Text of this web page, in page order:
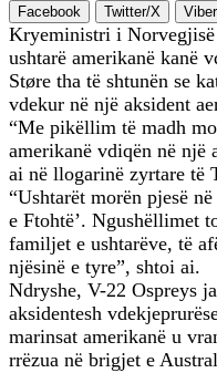
Facebook Twitter/X Viber
Kryeministri i Norvegjisë
ushtarë amerikanë kanë
Støre tha të shtunën se
vdekur në një aksident
“Me pikëllim të madh
amerikanë vdiqën në një
ai në llogarinë zyrtare të
“Ushtarët morën pjesë
e Ftohtë’. Ngushëllimet
familjet e ushtarëve, të
njësinë e tyre”, shtoi ai.
Ndryshe, V-22 Ospreys
aksidentesh
marinsat amerikanë u
rrëzua në brigjet e